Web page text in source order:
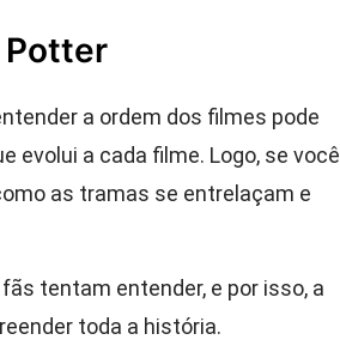
Potter
a ordem dos filmes pode
evolui a cada filme. Logo, se você
as tramas se entrelaçam e
tentam entender, e por isso, a
toda a história.